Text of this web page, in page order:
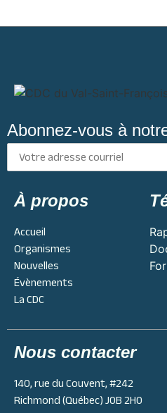
Abonnez-vous à
À propos
Accueil
Organismes
Nouvelles
Évènements
La CDC
Nous contacter
140, rue du Couvent, #242
Richmond (Québec) J0B 2H0